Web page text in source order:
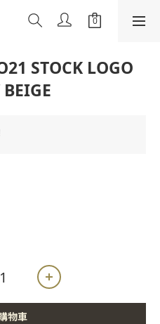
STOCK LOGO
物車